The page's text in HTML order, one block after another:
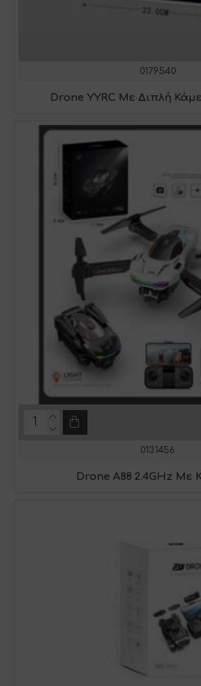
0179540
Drone YYRC Με Διπλή
0131456
Drone Α88 2.4GHz Με